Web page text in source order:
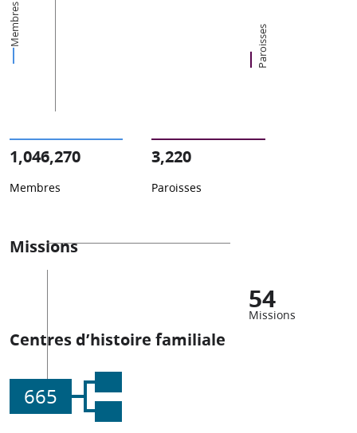
Membres Paroisses
1,046,270
Membres
3,220
Paroisses
Missions
54
Missions
Centres d’histoire familiale
665